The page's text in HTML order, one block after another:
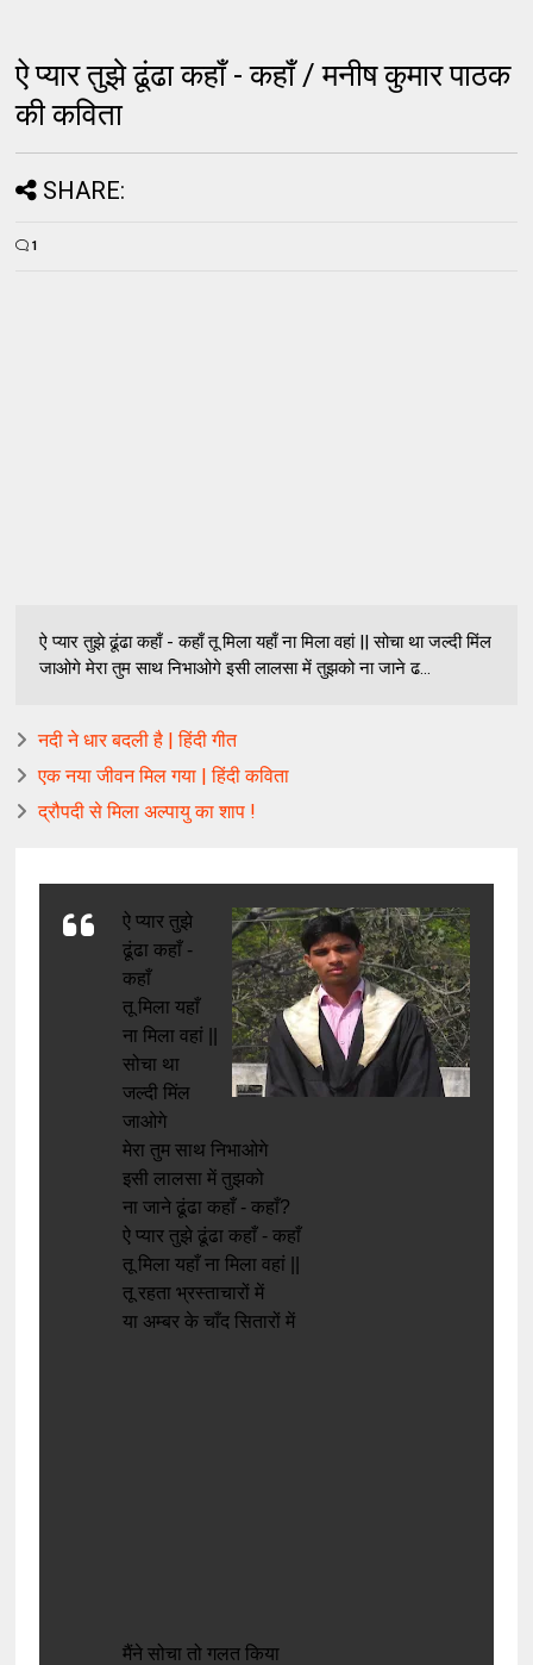
ऐ प्यार तुझे ढूंढा कहाँ - कहाँ / मनीष कुमार पाठक
की कविता
SHARE:
1
ऐ प्यार तुझे ढूंढा कहाँ - कहाँ तू मिला यहाँ ना मिला वहां || सोचा था जल्दी मिंल
जाओगे मेरा तुम साथ निभाओगे इसी लालसा में तुझको ना जाने ढ...
नदी ने धार बदली है | हिंदी गीत
एक नया जीवन मिल गया | हिंदी कविता
द्रौपदी से मिला अल्पायु का शाप !
ऐ प्यार तुझे
ढूंढा कहाँ -
कहाँ
तू मिला यहाँ
ना मिला वहां ||
सोचा था
जल्दी मिंल
जाओगे
मेरा तुम साथ निभाओगे
इसी लालसा में तुझको
ना जाने ढूंढा कहाँ - कहाँ?
ऐ प्यार तुझे ढूंढा कहाँ - कहाँ
तू मिला यहाँ ना मिला वहां ||
तू रहता भ्रस्ताचारों में
या अम्बर के चाँद सितारों में
मैंने सोचा तो गलत किया